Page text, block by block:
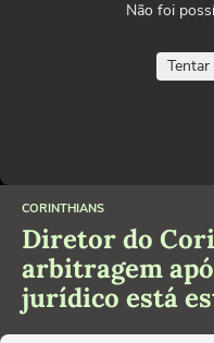
Não foi
CORINTHIANS
Diretor do
arbitragem
jurídico está